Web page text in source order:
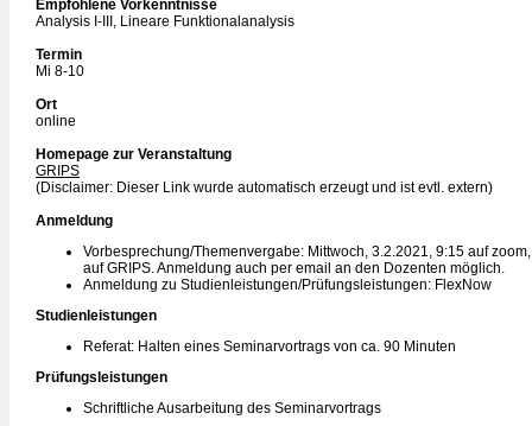
Empfohlene Vorkenntnisse
Analysis I-III, Lineare Funktionalanalysis
Termin
Mi 8-10
Ort
online
Homepage zur Veranstaltung
GRIPS
(Disclaimer: Dieser Link wurde automatisch erzeugt und ist evtl. extern)
Anmeldung
Vorbesprechung/Themenvergabe: Mittwoch, 3.2.2021, 9:15 auf
auf GRIPS. Anmeldung auch per email an den Dozenten möglich.
Anmeldung zu Studienleistungen/Prüfungsleistungen: FlexNow
Studienleistungen
Referat: Halten eines Seminarvortrags von ca. 90 Minuten
Prüfungsleistungen
Schriftliche Ausarbeitung des Seminarvortrags